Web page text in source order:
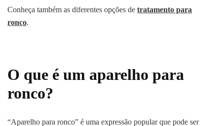
Conheça também as diferentes opções de tratamento para
ronco.
O que é um aparelho para
ronco?
“Aparelho para ronco” é uma expressão popular que pode ser